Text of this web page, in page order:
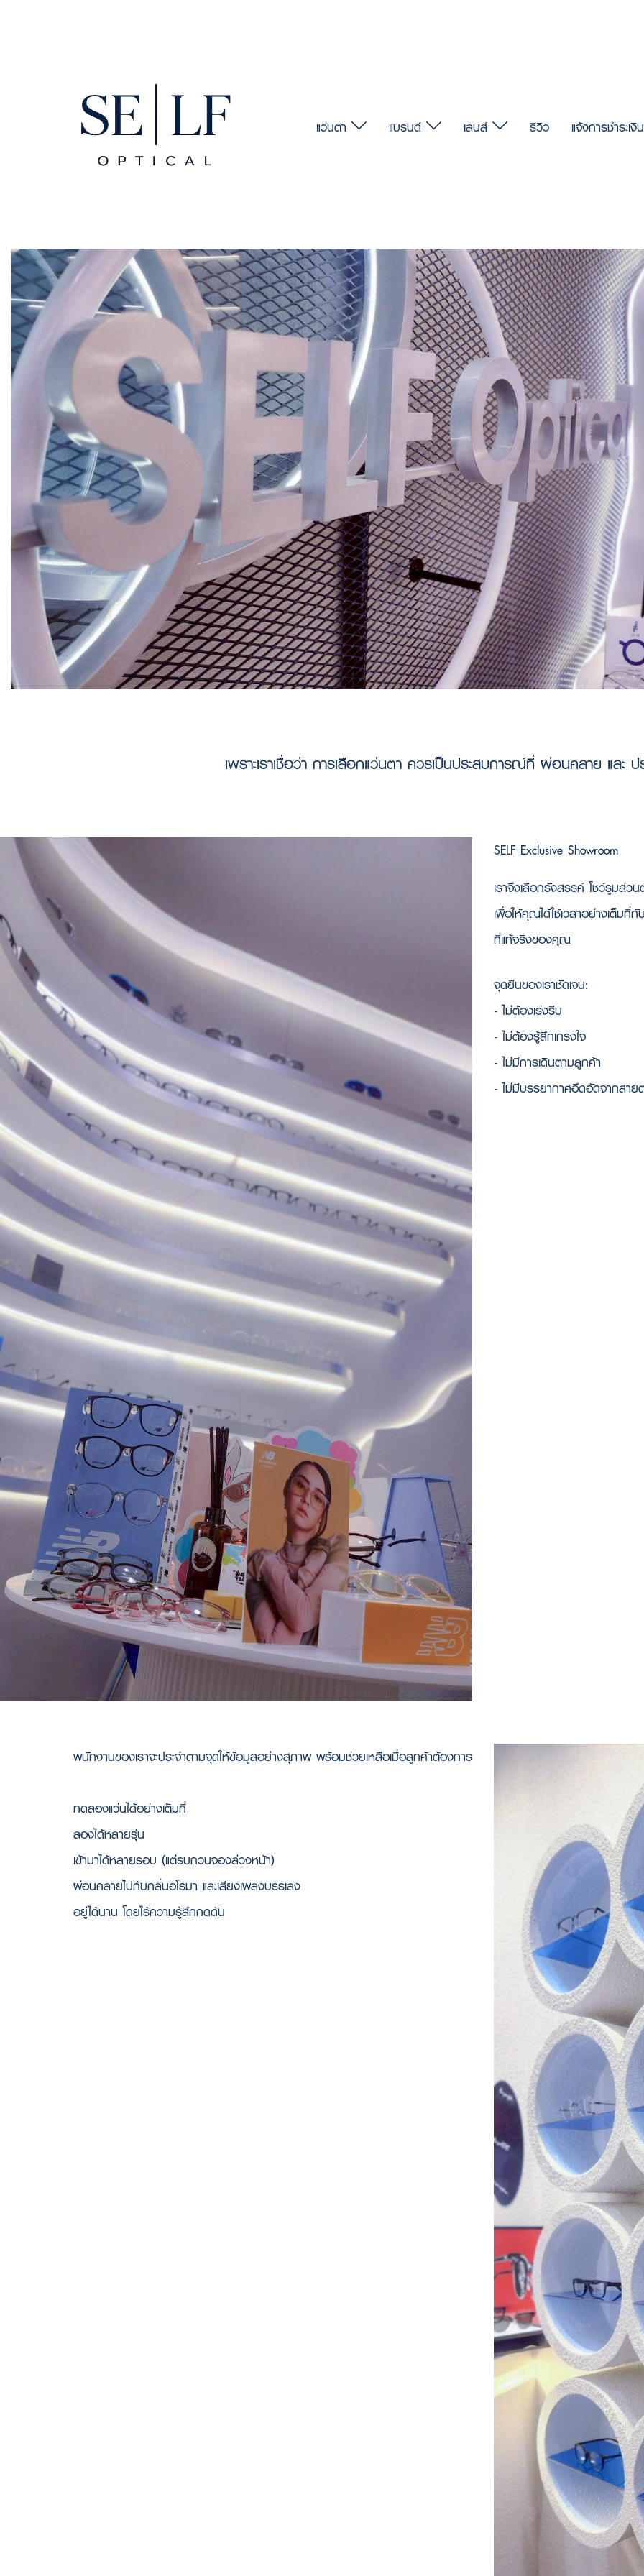
แว่นตา แบรนด์ เลนส์ รีวิว แจ้งการชำระเงิน
เพราะเราเชื่อว่า การเลือกแว่นตา ควรเป็นประสบการณ์ที่ ผ่อนคลาย และ
SELF Exclusive Showroom
เราจึงเลือกรังสรรค์ โชว์รูมส่ว
เพื่อให้คุณได้ใช้เวลาอย่างเต็ม
ที่แท้จริงของคุณ
จุดยืนของเราชัดเจน:
- ไม่ต้องเร่งรีบ
- ไม่ต้องรู้สึกเกรงใจ
- ไม่มีการเดินตามลูกค้า
- ไม่มีบรรยากาศอึดอัดจากสา
พนักงานของเราจะประจำตามจุดให้ข้อมูลอย่างสุภาพ พร้อมช่วยเหลือเมื่อลูกค้าต้องการ
ทดลองแว่นได้อย่างเต็มที่
ลองได้หลายรุ่น
เข้ามาได้หลายรอบ (แต่รบกวนจองล่วงหน้า)
ผ่อนคลายไปกับกลิ่นอโรมา และเสียงเพลงบรรเลง
อยู่ได้นาน โดยไร้ความรู้สึกกดดัน